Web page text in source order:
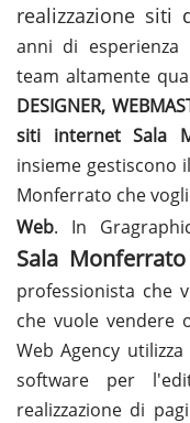
realizzazione siti
anni di esperienza
team altamente
DESIGNER,
siti internet Sala
insieme gestiscono
Monferrato che
Web. In
Sala Monferrato
professionista che
che vuole vendere
Web Agency
software per
realizzazione di